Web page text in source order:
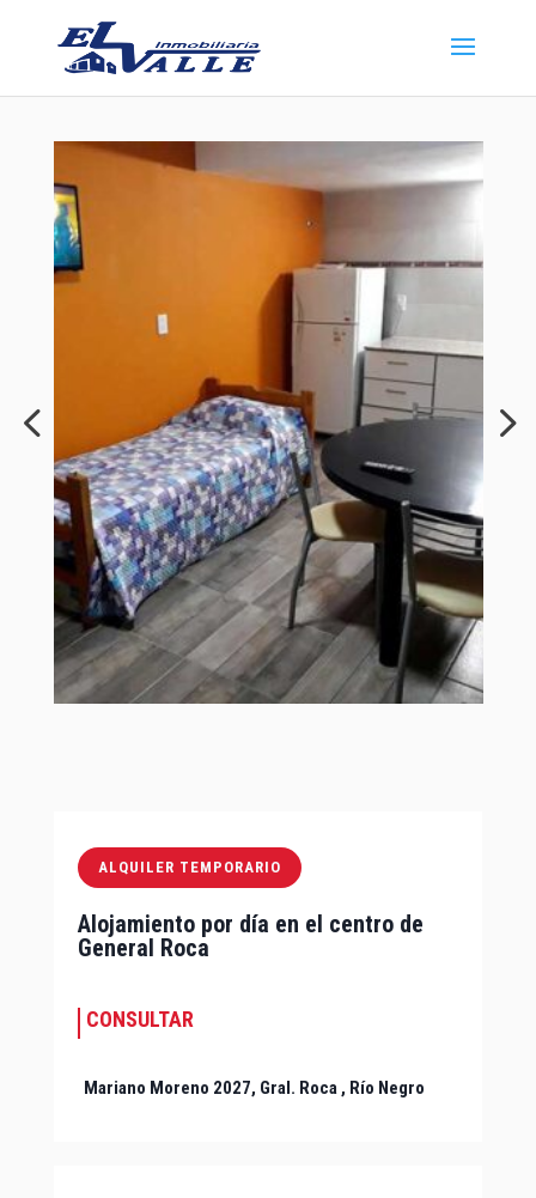
ALQUILER TEMPORARIO
Alojamiento por día en el centro de
General Roca
CONSULTAR
Mariano Moreno 2027, Gral. Roca , Río Negro